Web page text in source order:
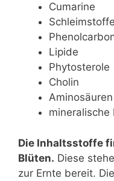
Cumarine
Schleimstoffe
Lipide
Phytosterole
Cholin
Aminosäuren
mineralische
Die Inhaltsstoffe
Blüten. Diese
zur Ernte bereit.